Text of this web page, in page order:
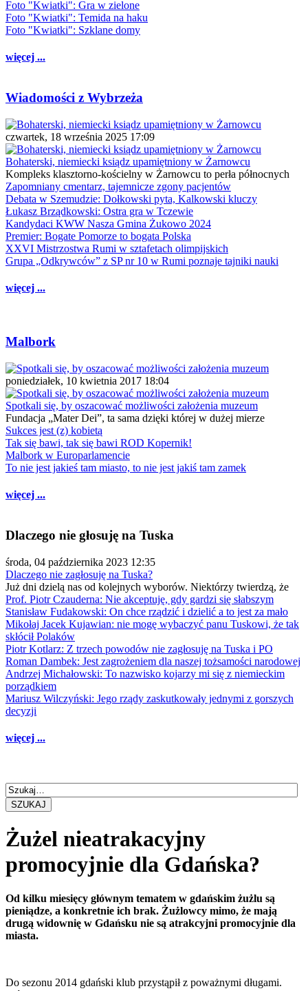
Foto "Kwiatki": Gra w zielone
Foto "Kwiatki": Temida na haku
Foto "Kwiatki": Szklane domy
więcej ...
Wiadomości z Wybrzeża
czwartek, 18 września 2025 17:09
Bohaterski, niemiecki ksiądz upamiętniony w Żarnowcu
Kompleks klasztorno-kościelny w Żarnowcu to perła północnych
Zapomniany cmentarz, tajemnicze zgony pacjentów
Debata w Szemudzie: Dołkowski pyta, Kalkowski kluczy
Łukasz Brządkowski: Ostra gra w Tczewie
Kandydaci KWW Nasza Gmina Żukowo 2024
Premier: Bogate Pomorze to bogata Polska
XXVI Mistrzostwa Rumi w sztafetach olimpijskich
Grupa „Odkrywców” z SP nr 10 w Rumi poznaje tajniki nauki
więcej ...
Malbork
poniedziałek, 10 kwietnia 2017 18:04
Spotkali się, by oszacować możliwości założenia muzeum
Fundacja „Mater Dei”, ta sama dzięki której w dużej mierze
Sukces jest (z) kobietą
Tak się bawi, tak się bawi ROD Kopernik!
Malbork w Europarlamencie
To nie jest jakieś tam miasto, to nie jest jakiś tam zamek
więcej ...
Dlaczego nie głosuję na Tuska
środa, 04 października 2023 12:35
Dlaczego nie zagłosuję na Tuska?
Już dni dzielą nas od kolejnych wyborów. Niektórzy twierdzą, że
Prof. Piotr Czauderna: Nie akceptuję, gdy gardzi się słabszym
Stanisław Fudakowski: On chce rządzić i dzielić a to jest za mało
Mikołaj Jacek Kujawian: nie mogę wybaczyć panu Tuskowi, że tak
skłócił Polaków
Piotr Kotlarz: Z trzech powodów nie zagłosuję na Tuska i PO
Roman Dambek: Jest zagrożeniem dla naszej tożsamości narodowej
Andrzej Michałowski: To nazwisko kojarzy mi się z niemieckim
porządkiem
Mariusz Wilczyński: Jego rządy zaskutkowały jednymi z gorszych
decyzji
więcej ...
SZUKAJ
Żużel nieatrakacyjny
promocyjnie dla Gdańska?
Od kilku miesięcy głównym tematem w gdańskim żużlu są
pieniądze, a konkretnie ich brak. Żużlowcy mimo, że mają
drugą widownię w Gdańsku nie są atrakcyjni promocyjnie dla
miasta.
Do sezonu 2014 gdański klub przystąpił z poważnymi długami.